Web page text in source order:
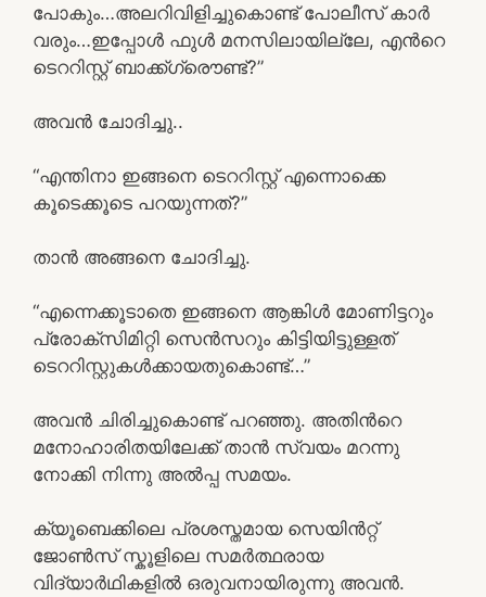
പോകും…അലറിവിളിച്ചുകൊണ്ട് പോലീസ് കാര്‍
വരും…ഇപ്പോള്‍ ഫുള്‍ മനസിലായില്ലേ, എന്‍റെ
ടെററിസ്റ്റ് ബാക്ക്ഗ്രൌണ്ട്?”
അവന്‍ ചോദിച്ചു..
“എന്തിനാ ഇങ്ങനെ ടെററിസ്റ്റ് എന്നൊക്കെ
കൂടെക്കൂടെ പറയുന്നത്?”
താന്‍ അങ്ങനെ ചോദിച്ചു.
“എന്നെക്കൂടാതെ ഇങ്ങനെ ആങ്കിള്‍ മോണിട്ടറും
പ്രോക്സിമിറ്റി സെന്‍സറും കിട്ടിയിട്ടുള്ളത്
ടെററിസ്റ്റുകള്‍ക്കായതുകൊണ്ട്…”
അവന്‍ ചിരിച്ചുകൊണ്ട് പറഞ്ഞു. അതിന്‍റെ
മനോഹാരിതയിലേക്ക് താന്‍ സ്വയം മറന്നു
നോക്കി നിന്നു അല്‍പ്പ സമയം.
ക്യൂബെക്കിലെ പ്രശസ്തമായ സെയിന്‍റ്റ്
ജോണ്‍സ് സ്കൂളിലെ സമര്‍ത്ഥരായ
വിദ്യാര്‍ഥികളില്‍ ഒരുവനായിരുന്നു അവന്‍.